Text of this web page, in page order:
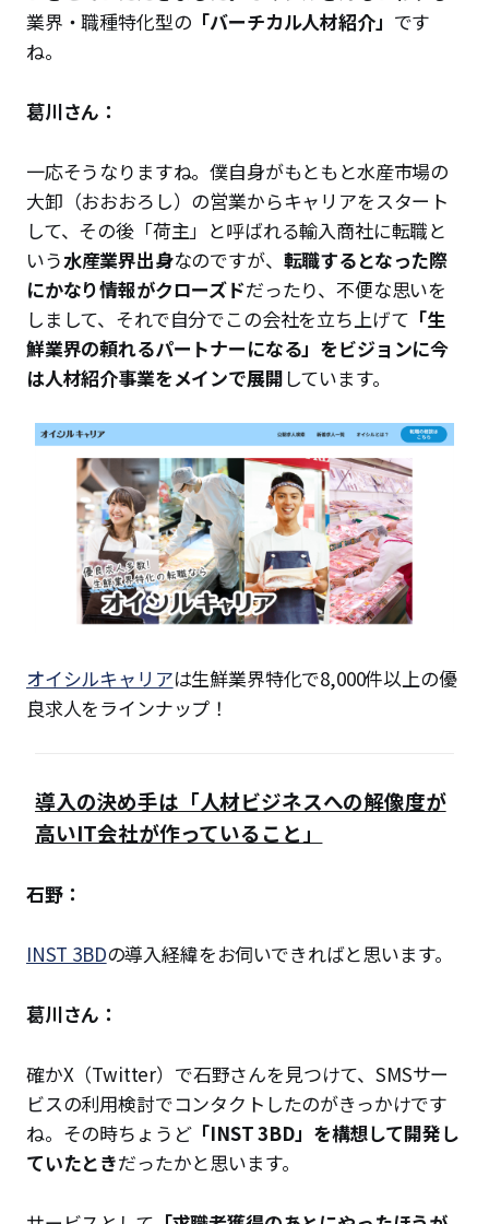
業界・職種特化型の 「バーチカル人材紹介」 です
ね。
葛川さん：
一応そうなりますね。僕自身がもともと水産市場の
大卸（おおおろし）の営業からキャリアをスタート
して、その後「荷主」と呼ばれる輸入商社に転職と
いう水産業界出身なのですが、 転職するとなった際
にかなり情報がクローズドだったり、不便な思いを
しまして、それで自分でこの会社を立ち上げて 「生
鮮業界の頼れるパートナーになる」をビジョンに今
は人材紹介事業をメインで展開 しています。
オイシルキャリアは生鮮業界特化で8,000件以上の優
良求人をラインナップ！
導入の決め手は「人材ビジネスへの解像度が
高いIT会社が作っていること」
石野：
INST 3BDの導入経緯をお伺いできればと思います。
葛川さん：
確かX（Twitter）で石野さんを見つけて、SMSサー
ビスの利用検討でコンタクトしたのがきっかけです
ね。その時ちょうど「INST 3BD」を構想して開発し
ていたときだったかと思います。